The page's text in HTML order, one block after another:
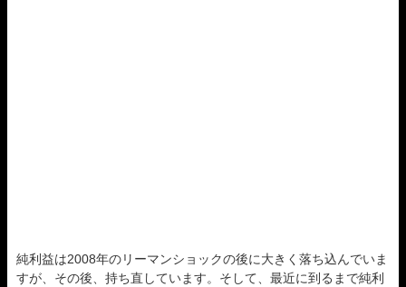
純利益は2008年のリーマンショックの後に大きく落ち込んでいま
すが、その後、持ち直しています。そして、最近に到るまで純利